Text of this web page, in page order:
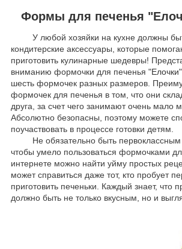
Формы для печенья
У любой хозяйки на кухне должны
кондитерские аксессуары, которые
приготовить кулинарные шедевры!
вниманию формочки для печенья "Елочки"
шесть формочек разных размеров.
формочек для печенья в том, что они
друга, за счет чего занимают очень мало
Абсолютно безопасны, поэтому можете
поучаствовать в процессе готовки детям.
Не обязательно быть первоклассным
чтобы умело пользоваться формочками
интернете можно найти уйму простых
может справиться даже тот, кто пробует
приготовить печеньки. Каждый знает, что
должно быть не только вкусным, но и